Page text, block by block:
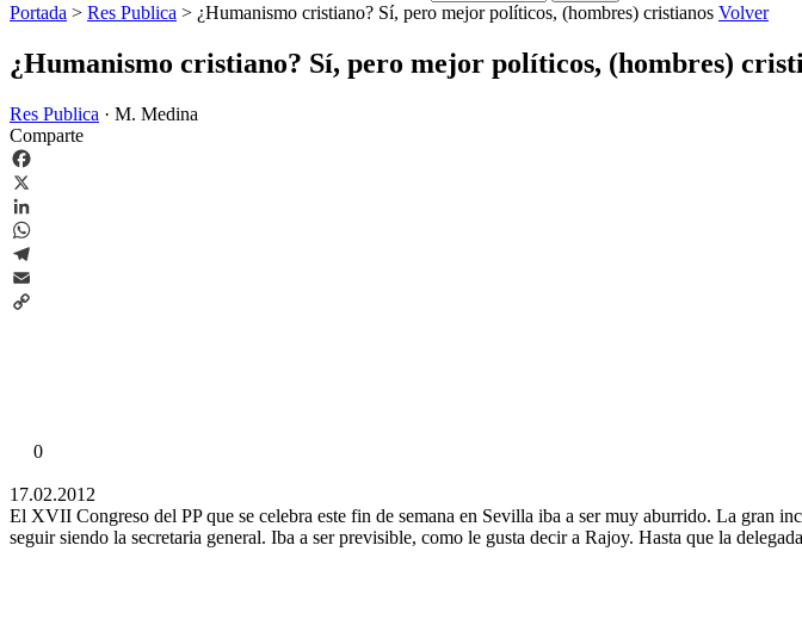
Portada > Res Publica > ¿Humanismo cristiano? Sí, pero mejor políticos, (hombres) cristianos Volver
¿Humanismo cristiano? Sí, pero mejor políticos, (hombres)
Res Publica · M. Medina
Comparte
Facebook
X
LinkedIn
WhatsApp
Telegram
Email
0
17.02.2012
El XVII Congreso del PP que se celebra este fin de semana en Sevilla iba a ser muy aburrido. La gran
seguir siendo la secretaria general. Iba a ser previsible, como le gusta decir a Rajoy. Hasta que la